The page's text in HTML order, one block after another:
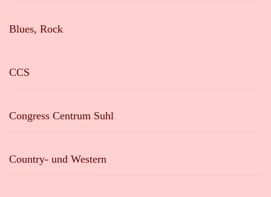
Blues, Rock
CCS
Congress Centrum Suhl
Country- und Western